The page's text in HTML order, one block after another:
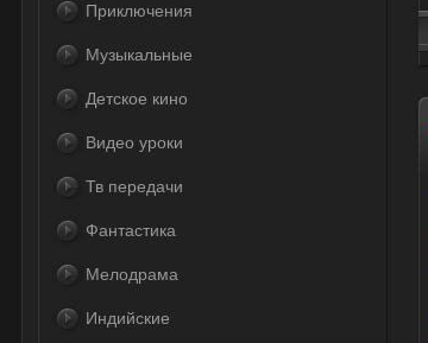
Приключения
Музыкальные
Детское кино
Видео уроки
Тв передачи
Фантастика
Мелодрама
Индийские